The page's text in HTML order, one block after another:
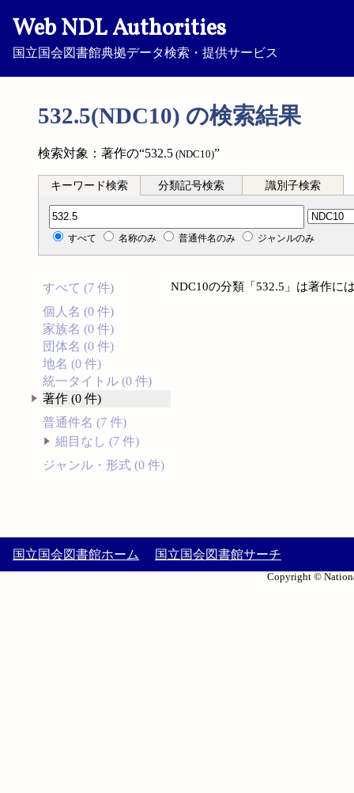
Web NDL Authorities
国立国会図書館典拠データ検索・提供サービス
532.5(NDC10) の検索結果
検索対象：著作の“532.5 (NDC10)”
キーワード検索 分類記号検索 識別子検索
分類記号検索
すべて 名称のみ 普通件名のみ ジャンルのみ
すべて (7 件)
個人名 (0 件)
家族名 (0 件)
団体名 (0 件)
地名 (0 件)
統一タイトル (0 件)
著作 (0 件)
普通件名 (7 件)
細目なし (7 件)
ジャンル・形式 (0 件)
NDC10の分類「532.5」は著作に
国立国会図書館ホーム 国立国会図書館サーチ
Copyright ©